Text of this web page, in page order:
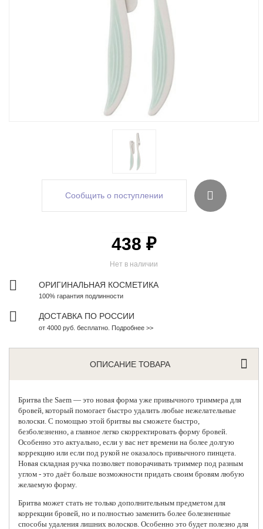
Сообщить о поступлении
Нет в наличии
438 ₽
ОРИГИНАЛЬНАЯ КОСМЕТИКА
100% гарантия подлинности
ДОСТАВКА ПО РОССИИ
от 4000 руб. бесплатно. Подробнее >>
ОПИСАНИЕ ТОВАРА
Бритва the Saem — этоновая форма уже привычного триммера для
бровей , который помогает быстро удалить любые нежелательные
волоски. С помощью этой бритвы вы сможете быстро,
безболезненно, а главное легко скорректировать форму бровей.
Особенно это актуально, если у вас нет времени на более долгую
коррекцию или если под рукой не оказалось привычного пинцета.
Новая складная ручка позволяет поворачивать триммер под разным
углом - это даёт больше возможности придать своим бровям любую
желаемую форму.
Бритва может стать не только дополнительным предметом для
коррекции бровей, но и полностью заменить более болезненные
способы удаления лишних волосков. Особенно это будет полезно для